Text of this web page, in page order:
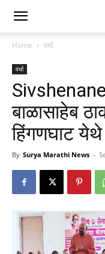
Home वर्धा
वर्धा
बाळासाहेब
हिंगणघाट
By Surya Marathi News -